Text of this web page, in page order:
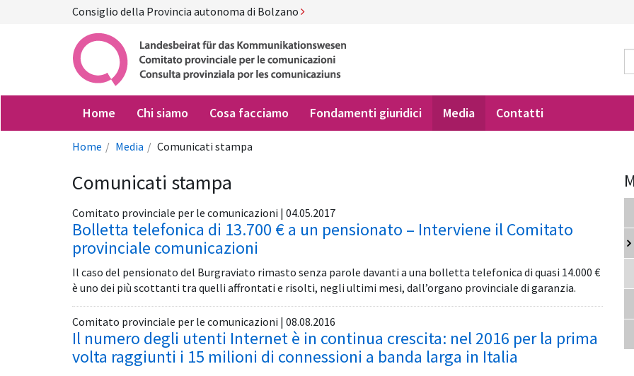
Consiglio della Provincia autonoma di Bolzano
Home Chi siamo Cosa facciamo Fondamenti giuridici Media Contatti
Home Media Comunicati stampa
Comunicati stampa
Comitato provinciale per le comunicazioni | 04.05.2017
Bolletta telefonica di 13.700 € a un pensionato – Interviene il Comitato
provinciale comunicazioni
Il caso del pensionato del Burgraviato rimasto senza parole davanti a una bolletta telefonica di quasi 14.000 €
è uno dei più scottanti tra quelli affrontati e risolti, negli ultimi mesi, dall’organo provinciale di garanzia.
Comitato provinciale per le comunicazioni | 08.08.2016
Il numero degli utenti Internet è in continua crescita: nel 2016 per la prima
volta raggiunti i 15 milioni di connessioni a banda larga in Italia